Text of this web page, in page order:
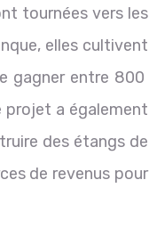
tournées vers les
elles cultivent
gagner entre 800
projet a également
des étangs de
de revenus pour